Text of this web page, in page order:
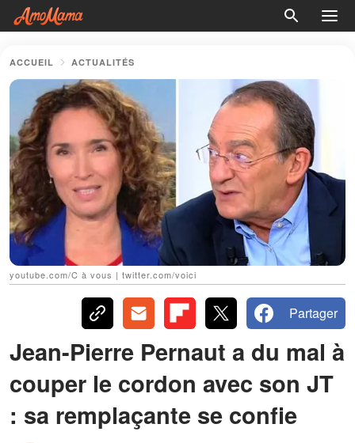
ACCUEIL ACTUALITÉS
youtube.com/C à vous | twitter.com/voici
Partager
Jean-Pierre Pernaut a du mal à
couper le cordon avec son JT
: sa remplaçante se confie